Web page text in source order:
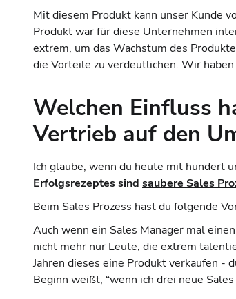
Mit diesem Produkt kann unser Kunde
Produkt war für diese Unternehmen
extrem, um das Wachstum des
die Vorteile zu verdeutlichen. Wir
Welchen Einfluss
Vertrieb auf den
Ich glaube, wenn du heute mit hundert
Erfolgsrezeptes sind saubere Sales
Beim Sales Prozess hast du folgende
Auch wenn ein Sales Manager mal
nicht mehr nur Leute, die extrem
Jahren dieses eine Produkt verkaufen -
Beginn weißt, “wenn ich drei neue